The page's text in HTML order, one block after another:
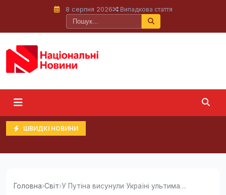
8 серпня 2026 Випадкова стаття
ШВИДКІ НОВИНИ
Головна›Світ› У Путіна висунули Україні ультиматум щодо...